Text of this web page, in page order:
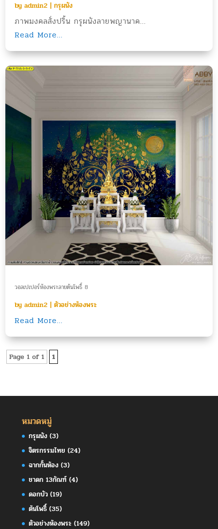
byadmin2 |กรุผนัง
ภาพมงคลสั่งปริ้น กรุผนังลายพญานาค...
Read More...
วอลเปเปอร์ห้องพระลายต้นโพธิ์ 8
byadmin2 |ตัวอย่างห้องพระ
Read More...
Page 1 of 1 1
หมวดหมู่
กรุผนัง(3)
จิตรกรรมไทย (24)
ฉากกั้นห้อง(3)
ชาดก 13กัณฑ์(4)
ดอกบัว(19)
ต้นโพธิ์(35)
ตัวอย่างห้องพระ(149)